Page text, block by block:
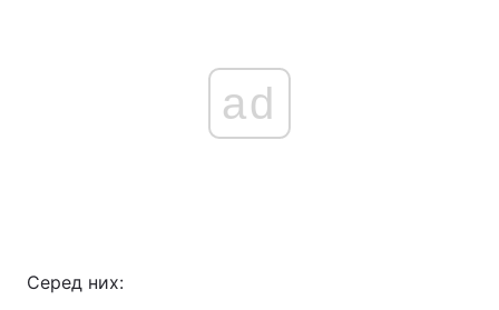
ad
Серед них: